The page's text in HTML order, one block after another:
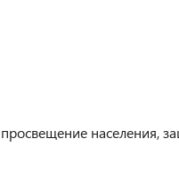
населения,